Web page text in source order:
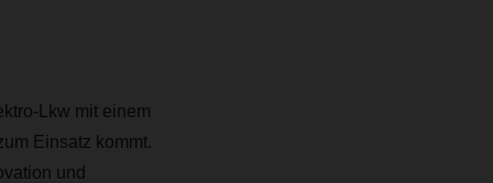
Lkw mit einem
Einsatz kommt.
und